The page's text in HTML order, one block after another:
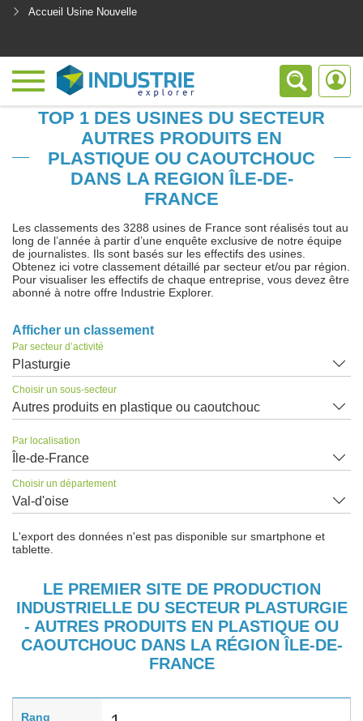
Accueil Usine Nouvelle
TOP 1 DES USINES DU SECTEUR
AUTRES PRODUITS EN
PLASTIQUE OU CAOUTCHOUC
DANS LA REGION ÎLE-DE-
FRANCE
Les classements des 3288 usines de France sont réalisés tout au
long de l’année à partir d’une enquête exclusive de notre équipe
de journalistes. Ils sont basés sur les effectifs des usines.
Obtenez ici votre classement détaillé par secteur et/ou par région.
Pour visualiser les effectifs de chaque entreprise, vous devez être
abonné à notre offre Industrie Explorer.
Afficher un classement
Par secteur d’activité
Plasturgie
Choisir un sous-secteur
Autres produits en plastique ou caoutchouc
Par localisation
Île-de-France
Choisir un département
Val-d'oise
L'export des données n'est pas disponible sur smartphone et
tablette.
LE PREMIER SITE DE PRODUCTION
INDUSTRIELLE DU SECTEUR PLASTURGIE
- AUTRES PRODUITS EN PLASTIQUE OU
CAOUTCHOUC DANS LA RÉGION ÎLE-DE-
FRANCE
Rang